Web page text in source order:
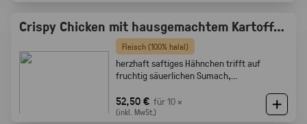
Crispy Chicken mit hausgemachtem Kartoffelsalat
Fleisch (100% halal)
herzhaft saftiges Hähnchen trifft auf
fruchtig säuerlichen Sumach,
Röstaromen vom knusprigen Brot
52,50 € für 10 ×
(inkl. MwSt.)